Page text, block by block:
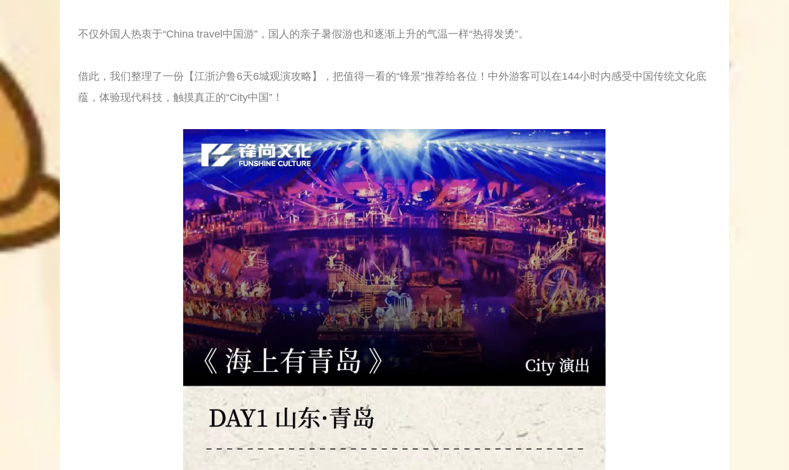
不仅外国人热衷于“China travel中国游”，国人的亲子暑假游也和逐渐上升的气温一样“热得发烫”。
借此，我们整理了一份【江浙沪鲁6天6城观演攻略】，把值得一看的“锋景”推荐给各位！中外游客可以在144小时内感受中国传统文化底
蕴，体验现代科技，触摸真正的“City中国”！